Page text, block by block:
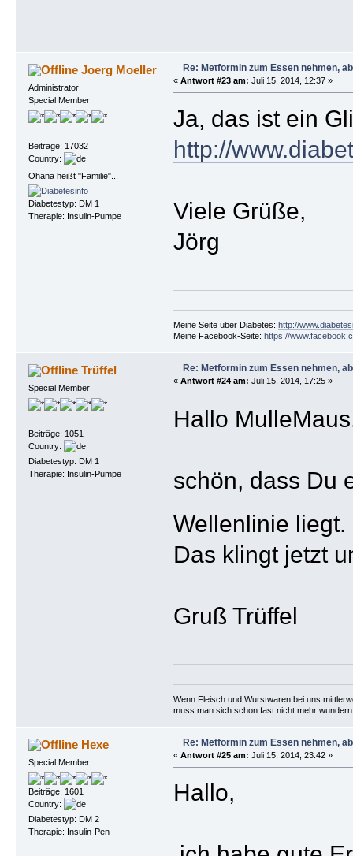
Joerg Moeller
Administrator
Special Member
Beiträge: 17032
Country:
Ohana heißt "Familie"...
Diabetestyp: DM 1
Therapie: Insulin-Pumpe
Re: Metformin zum Essen nehmen,
« Antwort #23 am: Juli 15, 2014, 12:37 »
Ja, das ist ein
http://
Viele Grüße,
Jörg
Meine Seite über Diabetes: http://
Meine Facebook-Seite: https://
Trüffel
Special Member
Beiträge: 1051
Country:
Diabetestyp: DM 1
Therapie: Insulin-Pumpe
Re: Metformin zum Essen nehmen,
« Antwort #24 am: Juli 15, 2014, 17:25 »
Hallo
schön, dass Du
Wellenlinie
Das klingt jetzt
Gruß Trüffel
Wenn Fleisch und Wurstwaren bei uns
muss man sich schon fast nicht mehr
Hexe
Special Member
Beiträge: 1601
Country:
Diabetestyp: DM 2
Therapie: Insulin-Pen
Re: Metformin zum Essen nehmen,
« Antwort #25 am: Juli 15, 2014, 23:42 »
Hallo,